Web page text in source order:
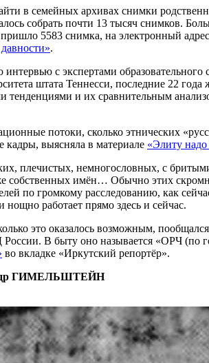
в семейных архивах снимки
собрать почти 13 тысяч снимков.
5583 снимка, на электронный
.
с экспертами
штата Теннесси, последние 22
и их сравнительным
потоки, сколько этнических
выясняла в материале «Элиту надо
плечистых, немногословных, с
собственных имён… Обычно этих
по громкому расследованию, как
нощно работает прямо здесь и сейчас.
это оказалось возможным,
В быту оно называется «ОРЧ (по
во вкладке «Иркутский репортёр».
ГИМЕЛЬШТЕЙН